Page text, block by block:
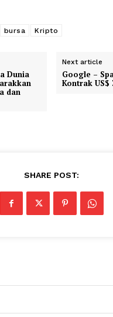
bursa Kripto
Dunia
dan
Next article
Google –
Kontrak US$
SHARE POST: